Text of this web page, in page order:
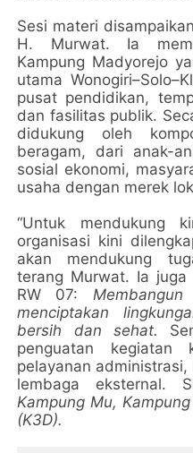
Sesi materi
H. Murwat. Ia
Kampung Madyorejo
utama
pusat pendidikan,
dan fasilitas publik.
didukung oleh
beragam, dari anak-
sosial ekonomi,
usaha dengan merek
“Untuk mendukung
organisasi kini
akan mendukung
terang Murwat. Ia juga
RW 07:
menciptakan
bersih dan sehat.
penguatan kegiatan
pelayanan
lembaga eksternal.
Kampung Mu,
(K3D).